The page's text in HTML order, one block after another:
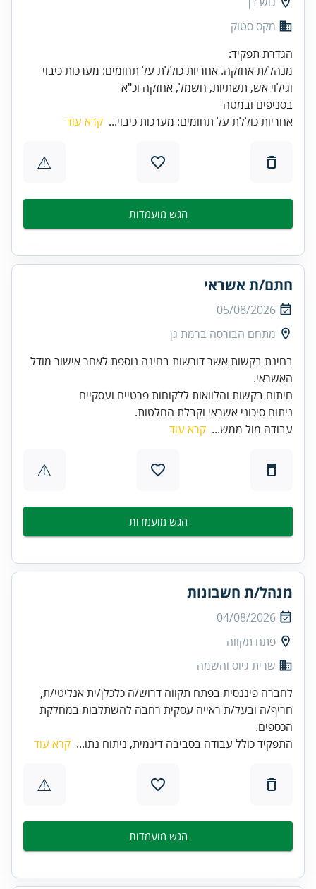
מקס סטוק
מנהל/ת אחזקה. אחריות כוללת על תחומים: מערכות כיבוי
בסניפים ובמטה
אחריות כוללת על תחומים: מערכות כיבוי... קרא עוד
⚠
הגש מועמדות
חתם/ת אשראי
05/08/2026
מתחם הבורסה ברמת גן
בחינת בקשות אשר דורשות בחינה נוספת לאחר אישור מודל
ניתוח סיכוני אשראי וקבלת החלטות.
עבודה מול ממש... קרא עוד
⚠
הגש מועמדות
מנהל/ת חשבונות
04/08/2026
פתח תקווה
שרית גיוס והשמה
לחברה פיננסית בפתח תקווה דרוש/ה כלכלן/ית אנליטי/ת,
חריף/ה ובעל/ת ראייה עסקית רחבה להשתלבות במחלקת
הכספים.
התפקיד כולל עבודה בסביבה דינמית, ניתוח נתו... קרא עוד
⚠
הגש מועמדות